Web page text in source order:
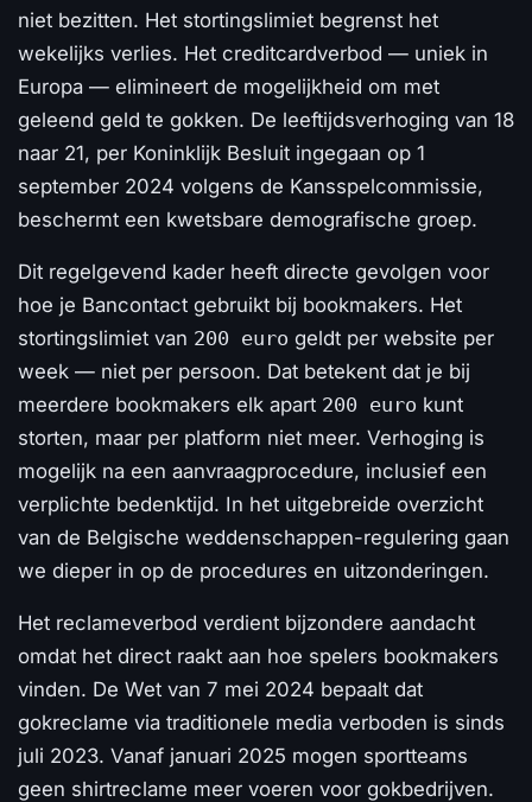
niet bezitten. Het stortingslimiet begrenst het
wekelijks verlies. Het creditcardverbod — uniek in
Europa — elimineert de mogelijkheid om met
geleend geld te gokken. De leeftijdsverhoging van 18
naar 21, per Koninklijk Besluit ingegaan op 1
september 2024 volgens de Kansspelcommissie,
beschermt een kwetsbare demografische groep.
Dit regelgevend kader heeft directe gevolgen voor
hoe je Bancontact gebruikt bij bookmakers. Het
stortingslimiet van 200 euro geldt per website per
week — niet per persoon. Dat betekent dat je bij
meerdere bookmakers elk apart 200 euro kunt
storten, maar per platform niet meer. Verhoging is
mogelijk na een aanvraagprocedure, inclusief een
verplichte bedenktijd. In het uitgebreide overzicht
van de Belgische weddenschappen-regulering gaan
we dieper in op de procedures en uitzonderingen.
Het reclameverbod verdient bijzondere aandacht
omdat het direct raakt aan hoe spelers bookmakers
vinden. De Wet van 7 mei 2024 bepaalt dat
gokreclame via traditionele media verboden is sinds
juli 2023. Vanaf januari 2025 mogen sportteams
geen shirtreclame meer voeren voor gokbedrijven.